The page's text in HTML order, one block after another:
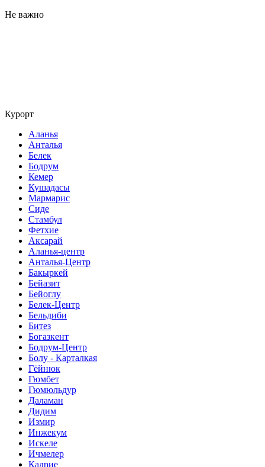
Не важно
Курорт
Аланья
Анталья
Белек
Бодрум
Кемер
Кушадасы
Мармарис
Сиде
Стамбул
Фетхие
Аксарай
Аланья-центр
Анталья-Центр
Бакыркей
Бейазит
Бейоглу
Белек-Центр
Бельдиби
Битез
Богазкент
Бодрум-Центр
Болу - Карталкая
Гёйнюк
Гюмбет
Гюмюльдур
Даламан
Дидим
Измир
Инжекум
Искеле
Ичмелер
Кадрие